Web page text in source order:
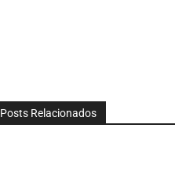
Posts Relacionados